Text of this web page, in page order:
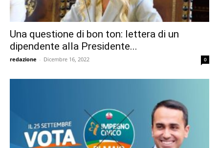
Una questione di bon ton: lettera di un
dipendente alla Presidente...
redazione - Dicembre 16, 2022 0